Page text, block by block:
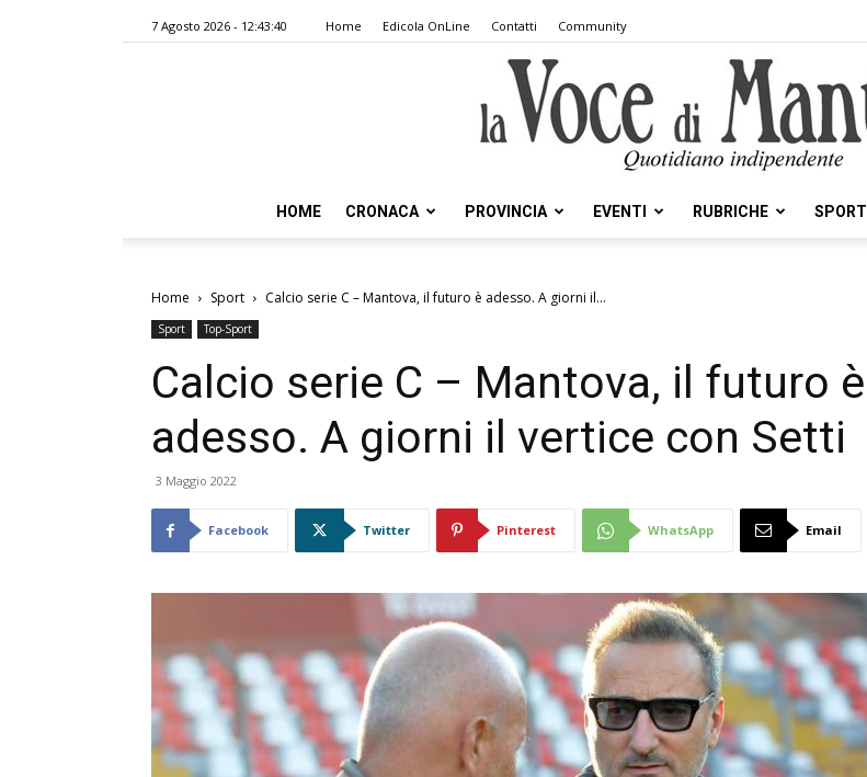
7 Agosto 2026 - 12:43:40 Home Edicola OnLine Contatti Community
Voce
Mantova
HOME CRONACA PROVINCIA EVENTI RUBRICHE SPORT
Home Sport Calcio serie C – Mantova, il futuro è adesso. A giorni il...
Sport Top-Sport
Calcio serie C – Mantova, il futuro è
adesso. A giorni il vertice con Setti
3 Maggio 2022
Facebook Twitter Pinterest WhatsApp Email